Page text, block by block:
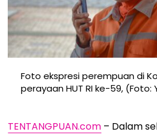
Foto ekspresi perempuan di
perayaan HUT RI ke-59,
TENTANGPUAN.com – Dalam